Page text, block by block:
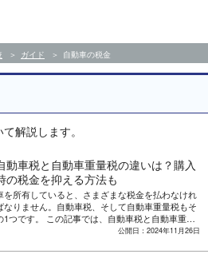
ガイド 自動車の税金
解説します。
動車税と自動車重量税の違いは？購入
の税金を抑える方法も
を所有していると、さまざまな税金を払わなけれ
なりません。自動車税、そして自動車重量税もそ
1つです。 この記事では、自動車税と自動車重量
税の違いや、車を購入する際の税金を抑える方法に
公開日：2024年11月26日